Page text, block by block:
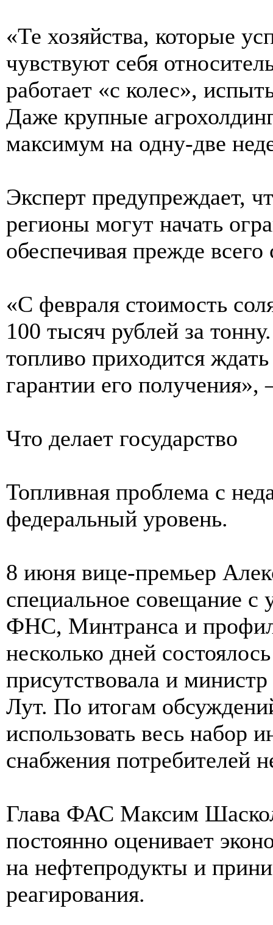
«Те хозяйства, которые
чувствуют себя
работает «с колес»,
Даже крупные
максимум на одну-две
Эксперт предупреждает,
регионы могут начать
обеспечивая прежде
«С февраля стоимость
100 тысяч рублей за
топливо приходится
гарантии его получения»,
Что делает государство
Топливная проблема с
федеральный уровень.
8 июня вице-премьер
специальное совещание
ФНС, Минтранса и
несколько дней
присутствовала и
Лут. По итогам
использовать весь набор
снабжения потребителей
Глава ФАС Максим
постоянно оценивает
на нефтепродукты и
реагирования.